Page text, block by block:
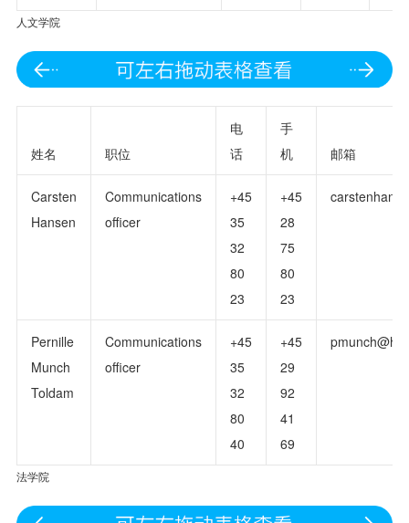
人文学院
姓名 职位
电
话
手
机
邮箱
Carsten
Hansen
Communications
officer
+45
35
32
80
23
+45
28
75
80
23
Pernille
Munch
Toldam
Communications
officer
+45
35
32
80
40
+45
29
92
41
69
法学院